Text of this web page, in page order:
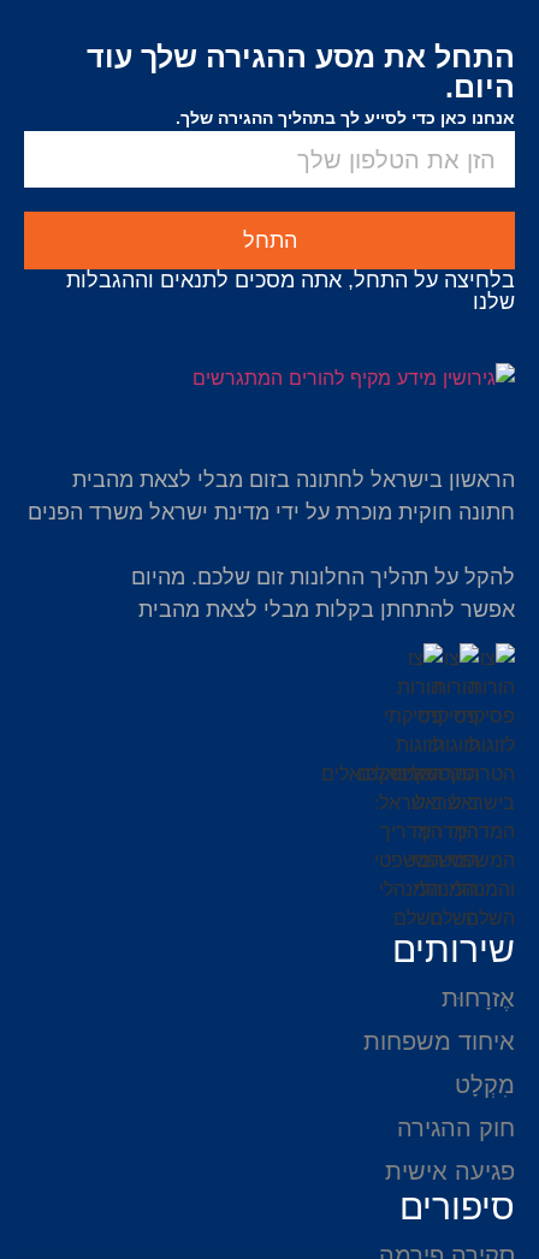
התחל את מסע ההגירה שלך עוד
היום.
אנחנו כאן כדי לסייע לך בתהליך ההגירה שלך.
התחל
בלחיצה על התחל, אתה מסכים לתנאים וההגבלות
שלנו
הראשון בישראל לחתונה בזום מבלי לצאת מהבית
חתונה חוקית מוכרת על ידי מדינת ישראל משרד הפנים
להקל על תהליך החלונות זום שלכם. מהיום
אפשר להתחתן בקלות מבלי לצאת מהבית
שירותים
אֶזרָחוּת
איחוד משפחות
מִקְלָט
חוק ההגירה
פגיעה אישית
סיפורים